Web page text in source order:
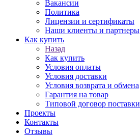
Вакансии
Политика
Лицензии и сертификаты
Наши клиенты и партнеры
Как купить
Назад
Как купить
Условия оплаты
Условия доставки
Условия возврата и обмена
Гарантия на товар
Типовой договор поставки
Проекты
Контакты
Отзывы